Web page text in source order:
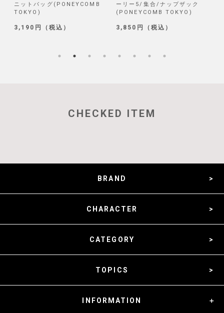
トバッグ(PONEYCOMB
円（税込）
ーリー5/集合/ナップザック
(PONEYCOMB TOKYO)
3,850円（税込）
試作品/
CHECKED ITEM
BRAND
CHARACTER
CATEGORY
TOPICS
INFORMATION